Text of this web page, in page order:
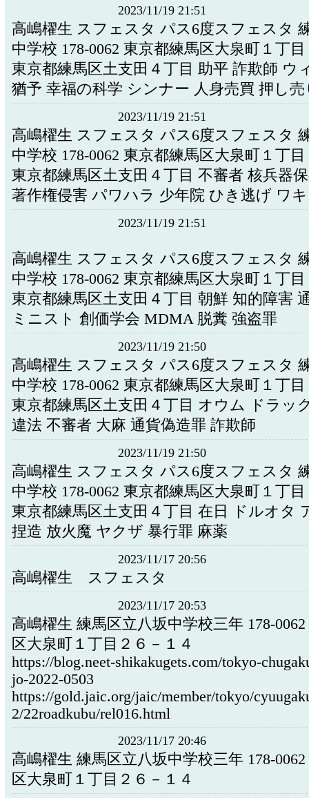
2023/11/19 21:51
高嶋櫂生 スフェスタ パス6度スフェスタ
中学校 178-0062 東京都練馬区大泉町１丁
東京都練馬区土支田４丁目 助平 詐欺師 ウ
猶予 幸福の科学 シンナー 人身売買 押し売
2023/11/19 21:51
高嶋櫂生 スフェスタ パス6度スフェスタ
中学校 178-0062 東京都練馬区大泉町１丁
東京都練馬区土支田４丁目 不審者 核兵器
著作権侵害 パワハラ 少年院 ひき逃げ ワ
2023/11/19 21:51
高嶋櫂生 スフェスタ パス6度スフェスタ
中学校 178-0062 東京都練馬区大泉町１丁
東京都練馬区土支田４丁目 朝鮮 知的障害
ミニスト 創価学会 MDMA 脱糞 強盗罪
2023/11/19 21:50
高嶋櫂生 スフェスタ パス6度スフェスタ
中学校 178-0062 東京都練馬区大泉町１丁
東京都練馬区土支田４丁目 オウム ドラッ
違法 不審者 大麻 通貨偽造罪 詐欺師
2023/11/19 21:50
高嶋櫂生 スフェスタ パス6度スフェスタ
中学校 178-0062 東京都練馬区大泉町１丁
東京都練馬区土支田４丁目 在日 ドルオタ
捏造 放火魔 ヤクザ 暴行罪 麻薬
2023/11/17 20:56
高嶋櫂生 スフェスタ
2023/11/17 20:53
高嶋櫂生 練馬区立八坂中学校三年 178-
区大泉町１丁目２６－１４
https://blog.neet-shikakugets.com/tokyo-
jo-2022-0503
https://gold.jaic.org/jaic/member/tokyo/
2/22roadkubu/rel016.html
2023/11/17 20:46
高嶋櫂生 練馬区立八坂中学校三年 178-
区大泉町１丁目２６－１４